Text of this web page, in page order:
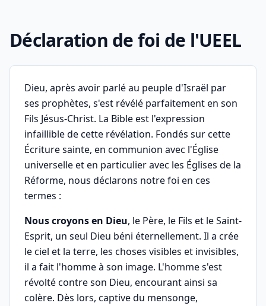
Déclaration de foi de l'UEEL
Dieu, après avoir parlé au peuple d'Israël par
ses prophètes, s'est révélé parfaitement en son
Fils Jésus-Christ. La Bible est l'expression
infaillible de cette révélation. Fondés sur cette
Écriture sainte, en communion avec l'Église
universelle et en particulier avec les Églises de la
Réforme, nous déclarons notre foi en ces
termes :
Nous croyons en Dieu, le Père, le Fils et le Saint-
Esprit, un seul Dieu béni éternellement. Il a crée
le ciel et la terre, les choses visibles et invisibles,
il a fait l'homme à son image. L'homme s'est
révolté contre son Dieu, encourant ainsi sa
colère. Dès lors, captive du mensonge,